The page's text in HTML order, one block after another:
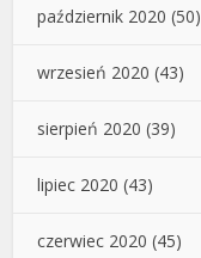
październik 2020 (50)
wrzesień 2020 (43)
sierpień 2020 (39)
lipiec 2020 (43)
czerwiec 2020 (45)